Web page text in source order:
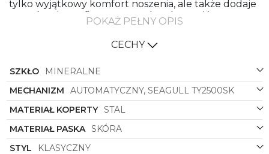
tylko wyjątkowy komfort noszenia, ale także dodaje
zegarkowi wyrafinowanego charakteru. Koperta
zegarka wykonana jest z wysokiej jakości stali, co
gwarantuje trwałość i solidność konstrukcji.
Połączenie kolorów czarnego i różowego złota
klasycznego, jak i nowoczesnego wyglądu.
Czarna tarcza z elementami transparentnymi
doskonale podkreśla ekskluzywny charakter
zegarka, nadając mu niepowtarzalny i nowoczesny
styl. Kształt okrągłej koperty wpisuje się w kanony
klasycznej elegancji, co sprawia, że zegarek
doskonale prezentuje się zarówno na co dzień, jak i
POKAŻ PEŁNY OPIS
CECHY
SZKŁO
MINERALNE
MECHANIZM
AUTOMATYCZNY, SEAGULL TY2500SK
MATERIAŁ KOPERTY STAL
MATERIAŁ PASKA SKÓRA
STYL
KLASYCZNY